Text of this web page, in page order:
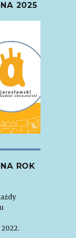
2025
ROK